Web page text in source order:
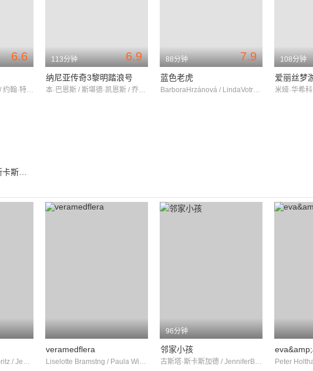
6.6
艾丽·范宁 / 内森·连恩 / 约翰·特托罗
6.9
113分钟
纳尼亚传奇3黎明踏浪号
本·巴恩斯 / 斯堪德·凯恩斯 / 乔芝·韩莉
7.9
88分钟
蓝色老虎
BarboraHrzánová / LindaVotrubová / JakubWunsch
108分钟
爱丽丝梦
Alvin Nystrm / Nils Moritz / Jemima Lyshj-Norebck
veramedflera
Liselotte Bramstng / Paula Wik / 菲利普·伯格
96分钟
邻家小孩
古斯塔·斯卡斯加德 / JenniferBrown / BeylulaKidaneAdgoy